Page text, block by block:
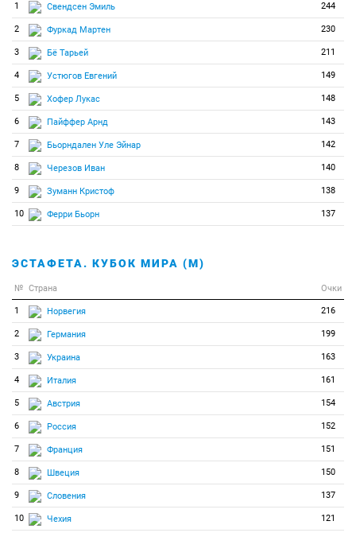
1 Свендсен Эмиль 244
2 Фуркад Мартен 230
3 Бё Тарьей 211
4 Устюгов Евгений 149
5 Хофер Лукас 148
6 Пайффер Арнд 143
7 Бьорндален Уле Эйнар 142
8 Черезов Иван 140
9 Зуманн Кристоф 138
10 Ферри Бьорн 137
ЭСТАФЕТА. КУБОК МИРА (М)
№ Страна Очки
1 Норвегия 216
2 Германия 199
3 Украина 163
4 Италия 161
5 Австрия 154
6 Россия 152
7 Франция 151
8 Швеция 150
9 Словения 137
10 Чехия 121